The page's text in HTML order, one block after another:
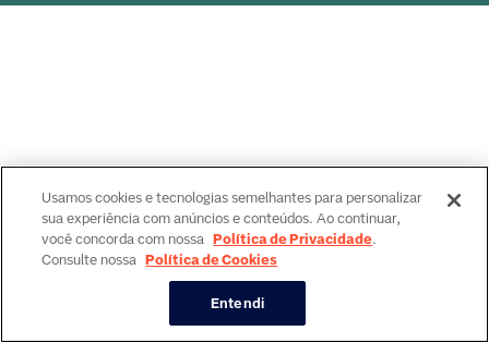
Usamos cookies e tecnologias semelhantes para personalizar
sua experiência com anúncios e conteúdos. Ao continuar,
você concorda com nossa Política de Privacidade.
Consulte nossa Política de Cookies
Entendi